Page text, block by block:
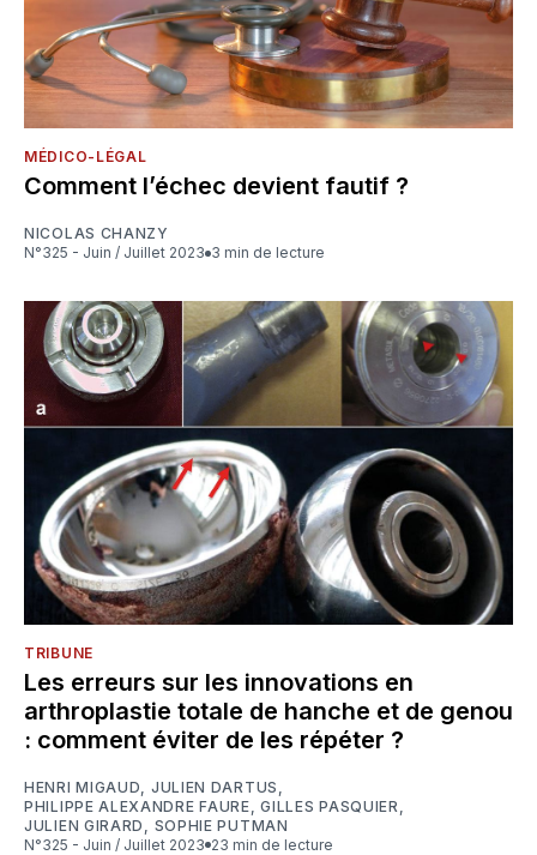
MÉDICO-LÉGAL
Comment l’échec devient fautif ?
NICOLAS CHANZY
N°325 - Juin / Juillet 2023
3 min de lecture
TRIBUNE
Les erreurs sur les innovations en
arthroplastie totale de hanche et de genou
: comment éviter de les répéter ?
HENRI MIGAUD JULIEN DARTUS
PHILIPPE ALEXANDRE FAURE ,GILLES PASQUIER
JULIEN GIRARD
SOPHIE PUTMAN
N°325 - Juin / Juillet 2023
23 min de lecture